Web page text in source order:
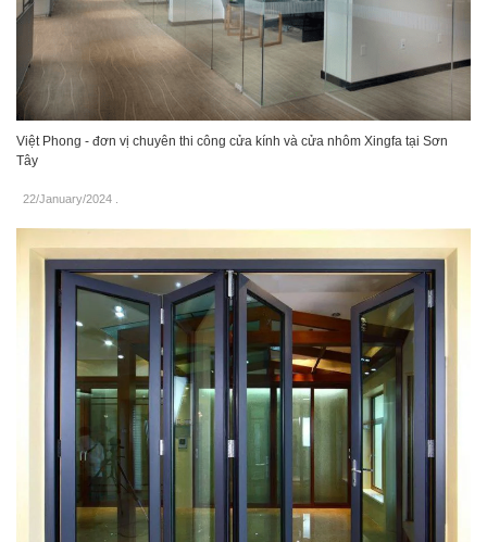
Việt Phong - đơn vị chuyên thi công cửa kính và cửa nhôm Xingfa tại Sơn
Tây
22/January/2024